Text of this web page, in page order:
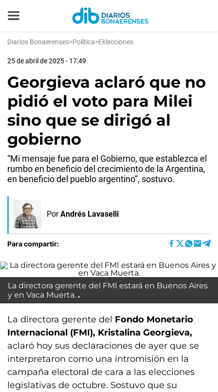
Diarios Bonaerenses>Política>Eklecciones
25 de abril de 2025 - 17:49
Georgieva aclaró que no
pidió el voto para Milei
sino que se dirigó al
gobierno
“Mi mensaje fue para el Gobierno, que establezca el
rumbo en beneficio del crecimiento de la Argentina,
en beneficio del pueblo argentino”, sostuvo.
Por Andrés Lavaselli
Para compartir:
La directora gerente del FMI estará en Buenos Aires
y en Vaca Muerta.
La directora gerente del Fondo Monetario
Internacional (FMI), Kristalina Georgieva,
aclaró hoy sus declaraciones de ayer que se
interpretaron como una intromisión en la
campaña electoral de cara a las elecciones
legislativas de octubre. Sostuvo que su